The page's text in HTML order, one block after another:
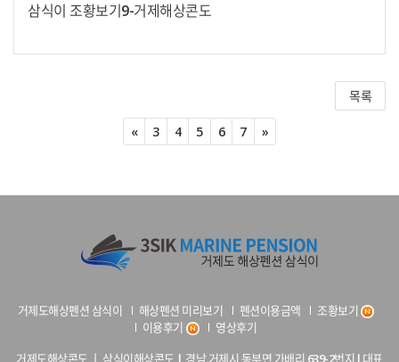
삼식이 조황보기9-거제해상콘도
목록
«Previous
3 4 5 6 7 »Next
거제도해상펜션 삼식이 해상펜션 미리보기 펜션이용금액
조황보기
이용후기
영상후기
거제도해상콘도 ㅣ 삼식이해상콘도 | 경남 거제시 동부면 가배리 639-2번지 l 대표